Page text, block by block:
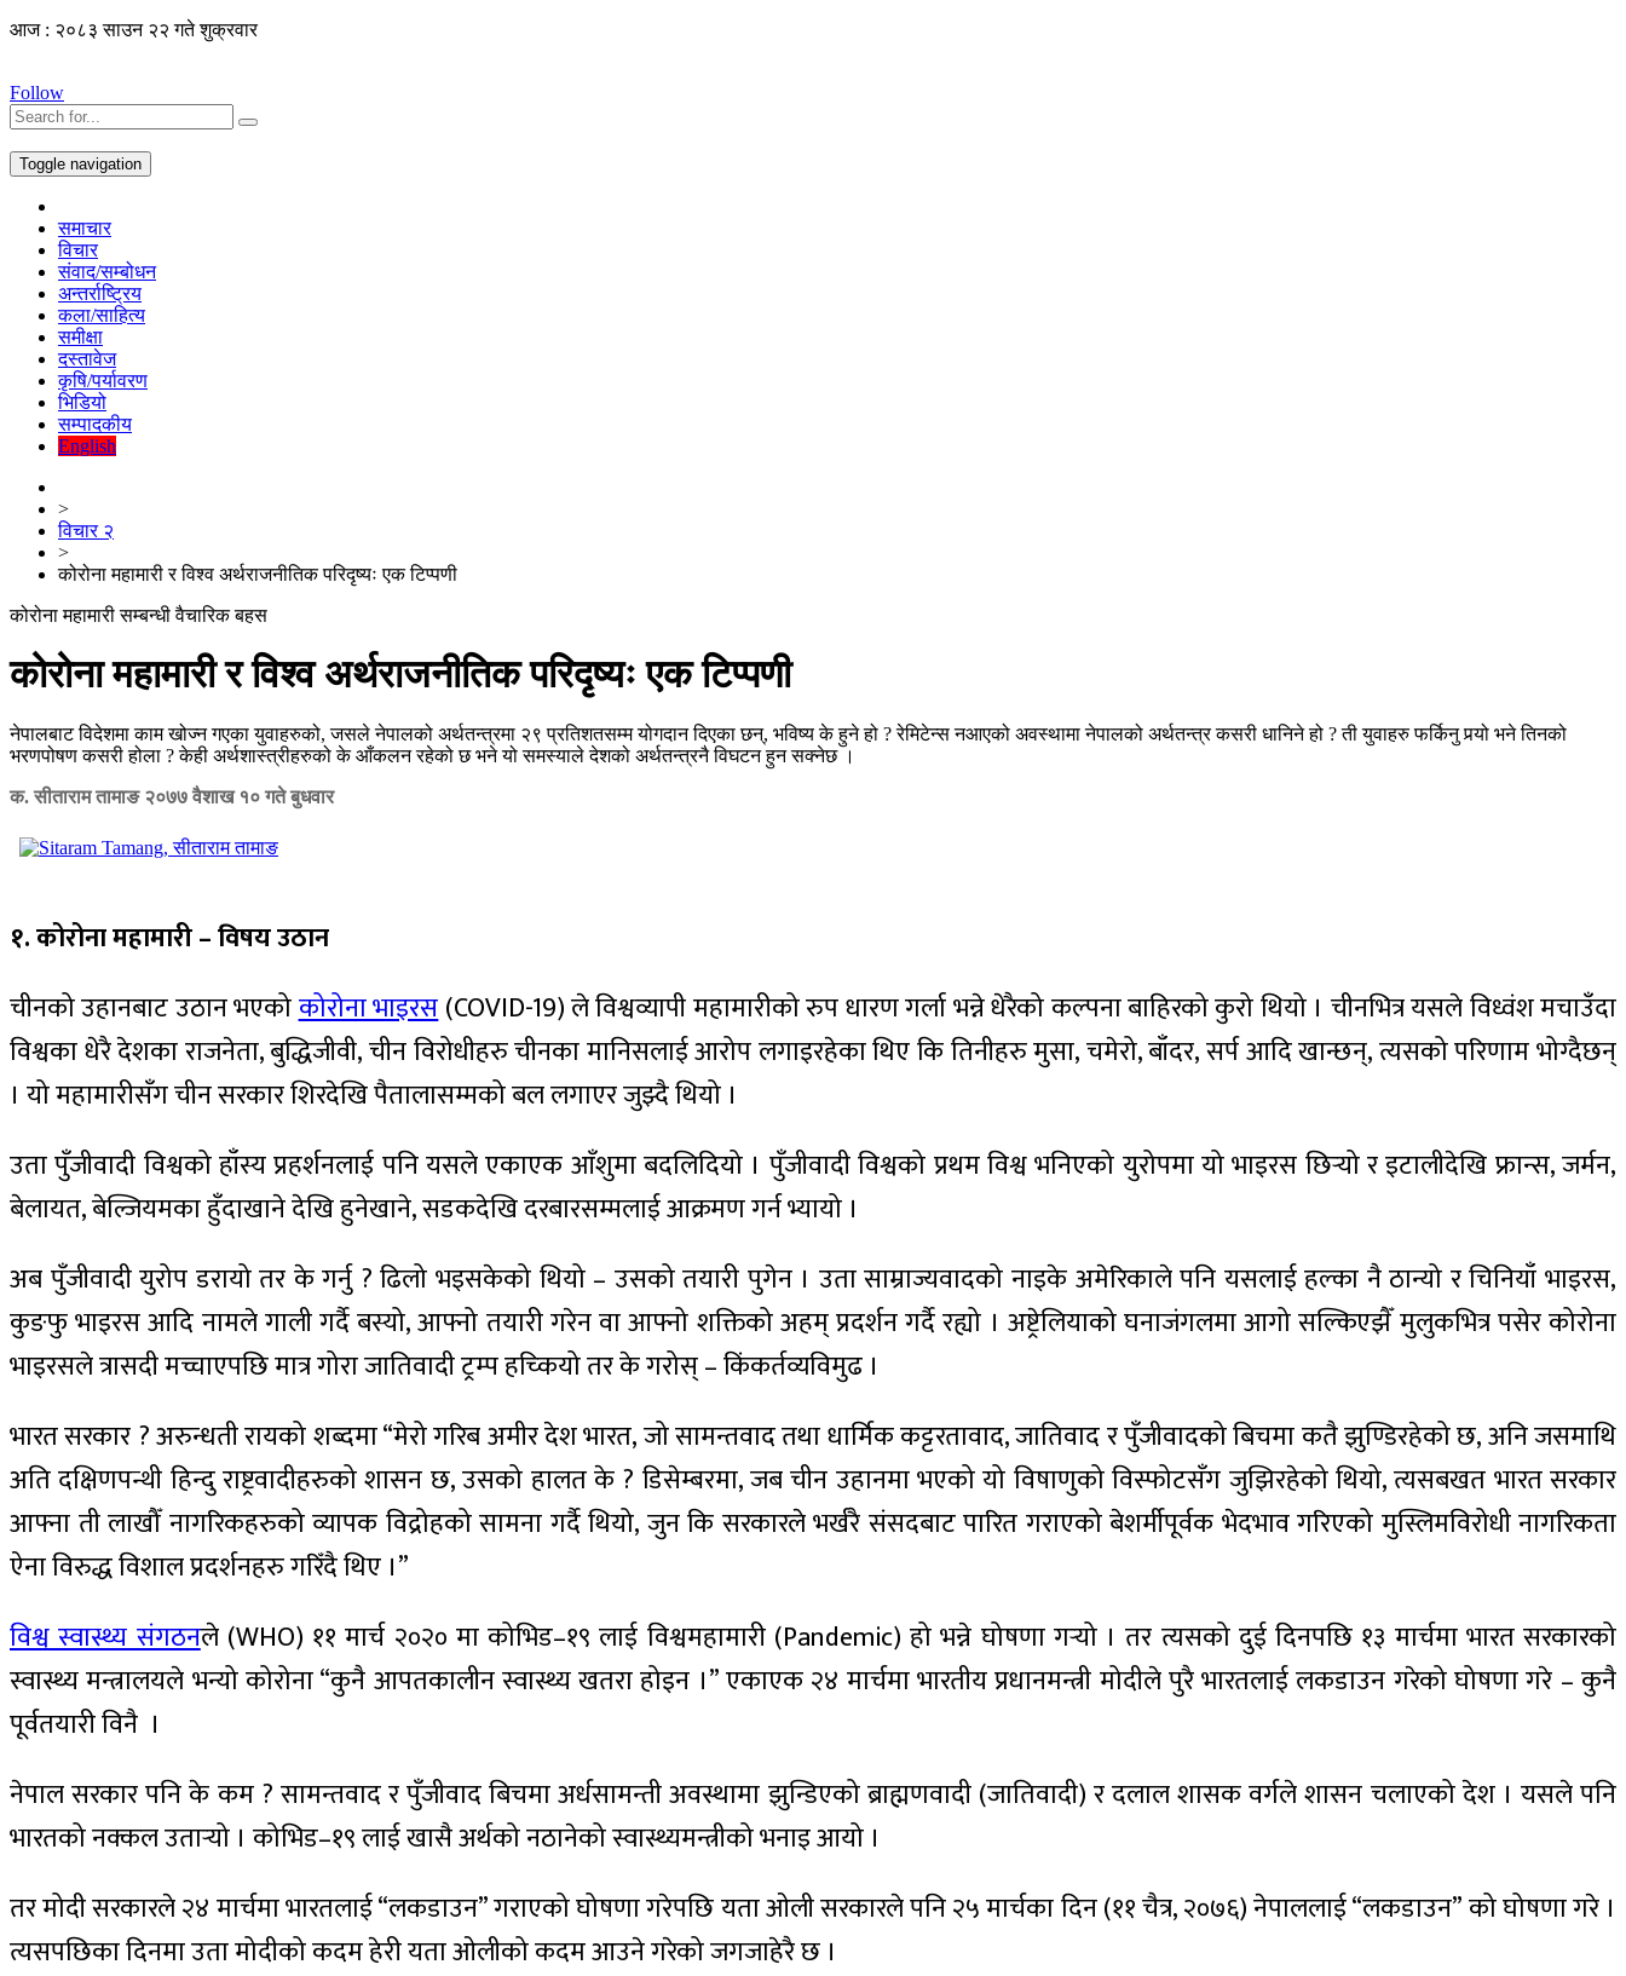
आज : २०८३ साउन २२ गते शुक्रवार
Follow
Toggle navigation
समाचार
विचार
संवाद/सम्बोधन
अन्तर्राष्ट्रिय
कला/साहित्य
समीक्षा
दस्तावेज
कृषि/पर्यावरण
भिडियो
सम्पादकीय
English
>
विचार २
>
कोरोना महामारी र विश्व अर्थराजनीतिक परिदृष्यः एक टिप्पणी
कोरोना महामारी सम्बन्धी वैचारिक बहस
कोरोना महामारी र विश्व अर्थराजनीतिक परिदृष्यः एक टिप्पणी
नेपालबाट विदेशमा काम खोज्न गएका युवाहरुको, जसले नेपालको अर्थतन्त्रमा २९ प्रतिशतसम्म योगदान दिएका छन्, भविष्य के हुने हो ? रेमिटेन्स नआएको अवस्थामा नेपालको अर्थतन्त्र कसरी धानिने हो ? ती युवाहरु फर्किनु पर्‍यो भने तिनको
भरणपोषण कसरी होला ? केही अर्थशास्त्रीहरुको के आँकलन रहेको छ भने यो समस्याले देशको अर्थतन्त्रनै विघटन हुन सक्नेछ ।
क. सीताराम तामाङ २०७७ वैशाख १० गते बुधवार
१. कोरोना महामारी – विषय उठान
चीनको उहानबाट उठान भएकोकोरोना भाइरस(COVID-19) ले विश्वव्यापी महामारीको रुप धारण गर्ला भन्ने धेरैको कल्पना बाहिरको कुरो थियो । चीनभित्र यसले विध्वंश मचाउँदा
विश्वका धेरै देशका राजनेता, बुद्धिजीवी, चीन विरोधीहरु चीनका मानिसलाई आरोप लगाइरहेका थिए कि तिनीहरु मुसा, चमेरो, बाँदर, सर्प आदि खान्छन्, त्यसको परिणाम भोग्दैछन्
। यो महामारीसँग चीन सरकार शिरदेखि पैतालासम्मको बल लगाएर जुझ्दै थियो ।
उता पुँजीवादी विश्वको हाँस्य प्रहर्शनलाई पनि यसले एकाएक आँशुमा बदलिदियो । पुँजीवादी विश्वको प्रथम विश्व भनिएको युरोपमा यो भाइरस छिर्‍यो र इटालीदेखि फ्रान्स, जर्मन,
बेलायत, बेल्जियमका हुँदाखाने देखि हुनेखाने, सडकदेखि दरबारसम्मलाई आक्रमण गर्न भ्यायो ।
अब पुँजीवादी युरोप डरायो तर के गर्नु ? ढिलो भइसकेको थियो – उसको तयारी पुगेन । उता साम्राज्यवादको नाइके अमेरिकाले पनि यसलाई हल्का नै ठान्यो र चिनियाँ भाइरस,
कुङफु भाइरस आदि नामले गाली गर्दै बस्यो, आफ्नो तयारी गरेन वा आफ्नो शक्तिको अहम् प्रदर्शन गर्दै रह्यो । अष्ट्रेलियाको घनाजंगलमा आगो सल्किएझैँ मुलुकभित्र पसेर कोरोना
भाइरसले त्रासदी मच्चाएपछि मात्र गोरा जातिवादी ट्रम्प हच्कियो तर के गरोस् – किंकर्तव्यविमुढ ।
भारत सरकार ? अरुन्धती रायको शब्दमा “मेरो गरिब अमीर देश भारत, जो सामन्तवाद तथा धार्मिक कट्टरतावाद, जातिवाद र पुँजीवादको बिचमा कतै झुण्डिरहेको छ, अनि जसमाथि
अति दक्षिणपन्थी हिन्दु राष्ट्रवादीहरुको शासन छ, उसको हालत के ? डिसेम्बरमा, जब चीन उहानमा भएको यो विषाणुको विस्फोटसँग जुझिरहेको थियो, त्यसबखत भारत सरकार
आफ्ना ती लाखौँ नागरिकहरुको व्यापक विद्रोहको सामना गर्दै थियो, जुन कि सरकारले भर्खरै संसदबाट पारित गराएको बेशर्मीपूर्वक भेदभाव गरिएको मुस्लिमविरोधी नागरिकता
ऐना विरुद्ध विशाल प्रदर्शनहरु गरिँदै थिए ।”
विश्व स्वास्थ्य संगठनले (WHO) ११ मार्च २०२० मा कोभिड–१९ लाई विश्वमहामारी (Pandemic) हो भन्ने घोषणा गर्‍यो । तर त्यसको दुई दिनपछि १३ मार्चमा भारत सरकारको
स्वास्थ्य मन्त्रालयले भन्यो कोरोना “कुनै आपतकालीन स्वास्थ्य खतरा होइन ।” एकाएक २४ मार्चमा भारतीय प्रधानमन्त्री मोदीले पुरै भारतलाई लकडाउन गरेको घोषणा गरे – कुनै
पूर्वतयारी विनै ।
नेपाल सरकार पनि के कम ? सामन्तवाद र पुँजीवाद बिचमा अर्धसामन्ती अवस्थामा झुन्डिएको ब्राह्मणवादी (जातिवादी) र दलाल शासक वर्गले शासन चलाएको देश । यसले पनि
भारतको नक्कल उतार्‍यो । कोभिड–१९ लाई खासै अर्थको नठानेको स्वास्थ्यमन्त्रीको भनाइ आयो ।
तर मोदी सरकारले २४ मार्चमा भारतलाई “लकडाउन” गराएको घोषणा गरेपछि यता ओली सरकारले पनि २५ मार्चका दिन (११ चैत्र, २०७६) नेपाललाई “लकडाउन” को घोषणा गरे ।
त्यसपछिका दिनमा उता मोदीको कदम हेरी यता ओलीको कदम आउने गरेको जगजाहेरै छ ।